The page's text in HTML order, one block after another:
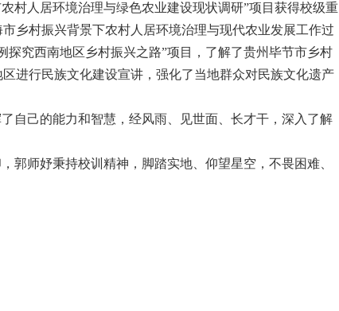
村人居环境治理与绿色农业建设现状调研”项目获得校级重
乡村振兴背景下农村人居环境治理与现代农业发展工作过
究西南地区乡村振兴之路”项目，了解了贵州毕节市乡村
进行民族文化建设宣讲，强化了当地群众对民族文化遗产
自己的能力和智慧，经风雨、见世面、长才干，深入了解
郭师妤秉持校训精神，脚踏实地、仰望星空，不畏困难、